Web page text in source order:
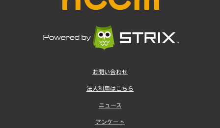
お問い合わせ
法人利用はこちら
ニュース
アンケート